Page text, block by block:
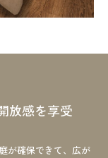
放感を享受
が確保できて、広が